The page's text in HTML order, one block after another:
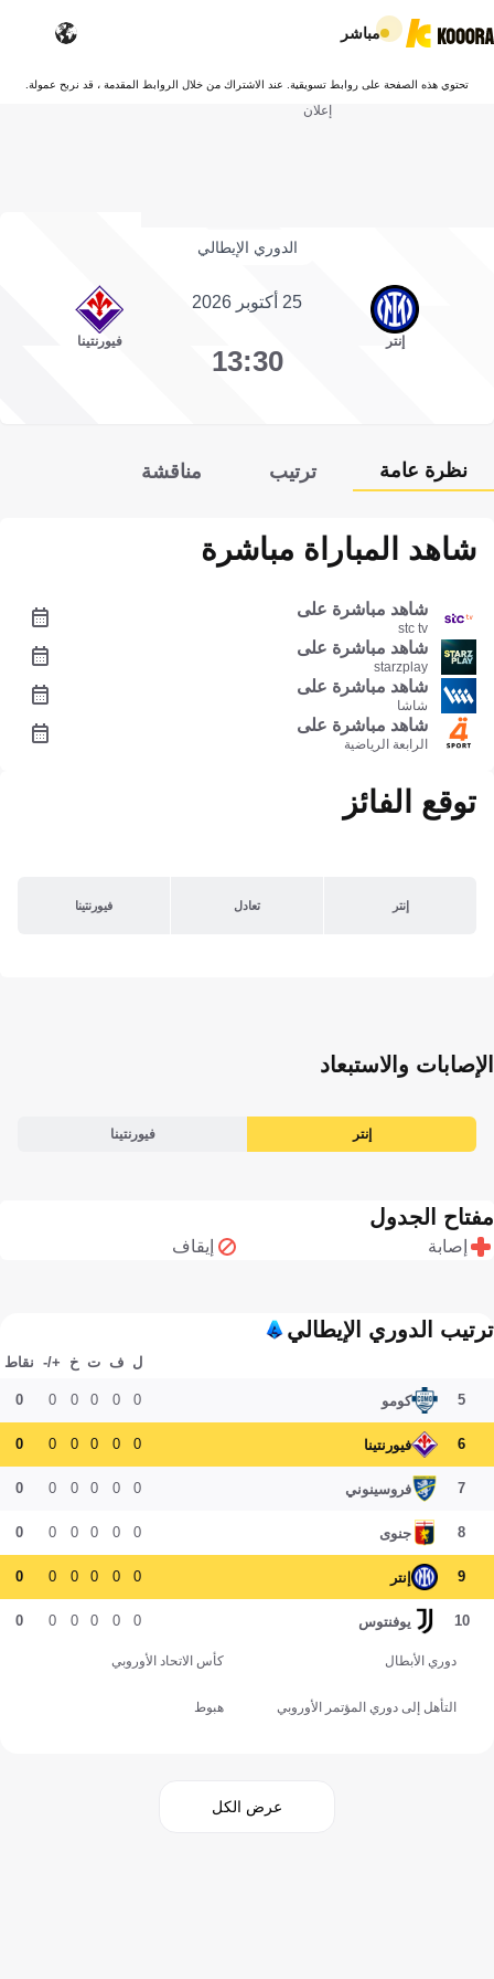
مباشر
تحتوي هذه الصفحة على روابط تسويقية. عند الاشتراك من خلال الروابط المقدمة ، قد نربح عمولة.
إعلان
الدوري الإيطالي
إنتر
25 أكتوبر 2026
13:30
فيورنتينا
نظرة عامة ترتيب مناقشة
شاهد المباراة مباشرة
شاهد مباشرة على
stc tv
شاهد مباشرة على
starzplay
شاهد مباشرة على
شاشا
شاهد مباشرة على
الرابعة الرياضية
توقع الفائز
إنتر تعادل فيورنتينا
الإصابات والاستبعاد
إنتر فيورنتينا
مفتاح الجدول
إصابة إيقاف
ترتيب الدوري الإيطالي
ل ف ت خ +/- نقاط
5 كومو 0
0
0
0
0
0
6 فيورنتينا 0
0
0
0
0
0
7 فروسينوني 0
0
0
0
0
0
8 جنوى 0
0
0
0
0
0
9 إنتر 0
0
0
0
0
0
10 يوفنتوس 0
0
0
0
0
0
دوري الأبطال كأس الاتحاد الأوروبي
التأهل إلى دوري المؤتمر الأوروبي هبوط
عرض الكل